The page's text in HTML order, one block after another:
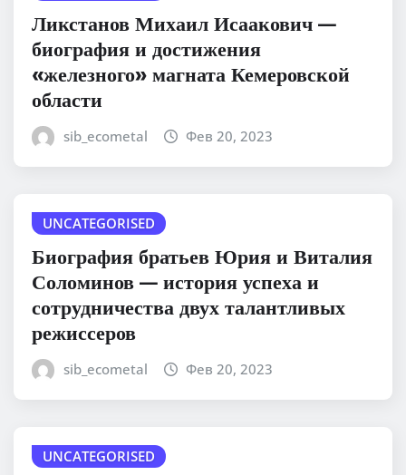
Ликстанов Михаил Исаакович —
биография и достижения
«железного» магната Кемеровской
области
sib_ecometal Фев 20, 2023
UNCATEGORISED
Биография братьев Юрия и Виталия
Соломинов — история успеха и
сотрудничества двух талантливых
режиссеров
sib_ecometal Фев 20, 2023
UNCATEGORISED